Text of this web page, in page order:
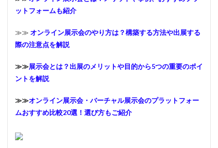
ットフォームも紹介
≫≫ オンライン展示会のやり方は？構築する方法や出展する
際の注意点を解説
≫≫展示会とは？出展のメリットや目的から5つの重要のポイ
ントを解説
≫≫オンライン展示会・バーチャル展示会のプラットフォー
ムおすすめ比較20選！選び方もご紹介